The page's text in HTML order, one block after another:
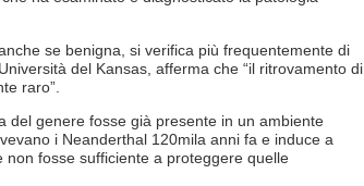
se benigna, si verifica più frequentemente di
del Kansas, afferma che “il ritrovamento di
raro”.
del genere fosse già presente in un ambiente
i Neanderthal 120mila anni fa e induce a
fosse sufficiente a proteggere quelle